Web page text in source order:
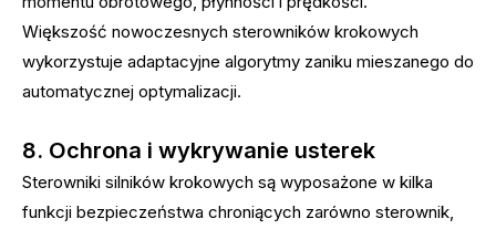
Większość nowoczesnych sterowników krokowych
wykorzystuje adaptacyjne algorytmy zaniku mieszanego do
automatycznej optymalizacji.
8. Ochrona i wykrywanie usterek
Sterowniki silników krokowych są wyposażone w kilka
funkcji bezpieczeństwa chroniących zarówno sterownik,